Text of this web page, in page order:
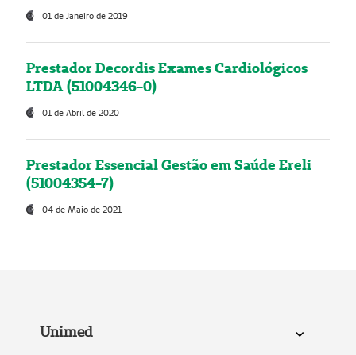
01 de Janeiro de 2019
Prestador Decordis Exames Cardiológicos
LTDA (51004346-0)
01 de Abril de 2020
Prestador Essencial Gestão em Saúde Ereli
(51004354-7)
04 de Maio de 2021
Unimed